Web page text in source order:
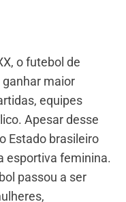
o futebol de
maior
equipes
Apesar desse
Estado brasileiro
esportiva feminina.
passou a ser